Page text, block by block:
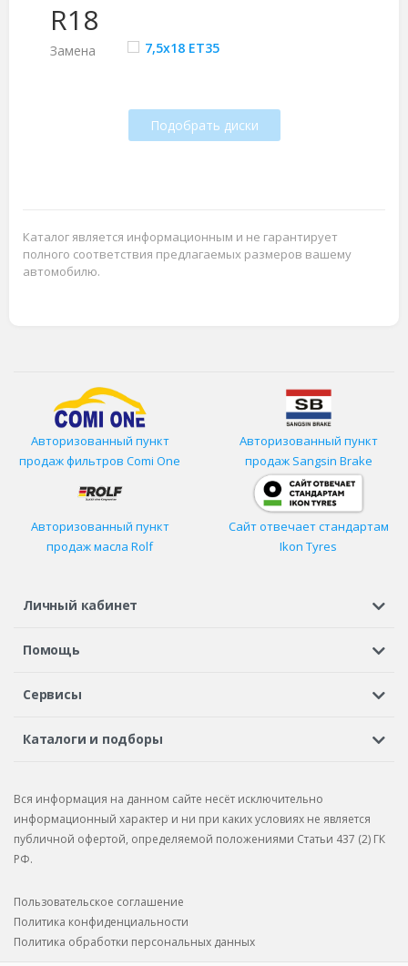
R18
Замена 7,5x18 ET35
Подобрать диски
Каталог является информационным и не гарантирует
полного соответствия предлагаемых размеров вашему
автомобилю.
Авторизованный пункт
продаж фильтров Comi One
Авторизованный пункт
продаж Sangsin Brake
Авторизованный пункт
продаж масла Rolf
Сайт отвечает стандартам
Ikon Tyres
Личный кабинет
Регистрация или вход
Помощь
Шины в кредит
Сервисы
Автосервисы
Бонусная программа
Рекламации по услугам
Каталоги и подборы
Подбор запчастей
Каталог запчастей
Вся информация на данном сайте несёт исключительно
информационный характер и ни при каких условиях не является
публичной офертой, определяемой положениями Статьи 437 (2) ГК
РФ.
Пользовательское соглашение
Политика конфиденциальности
Политика обработки персональных данных